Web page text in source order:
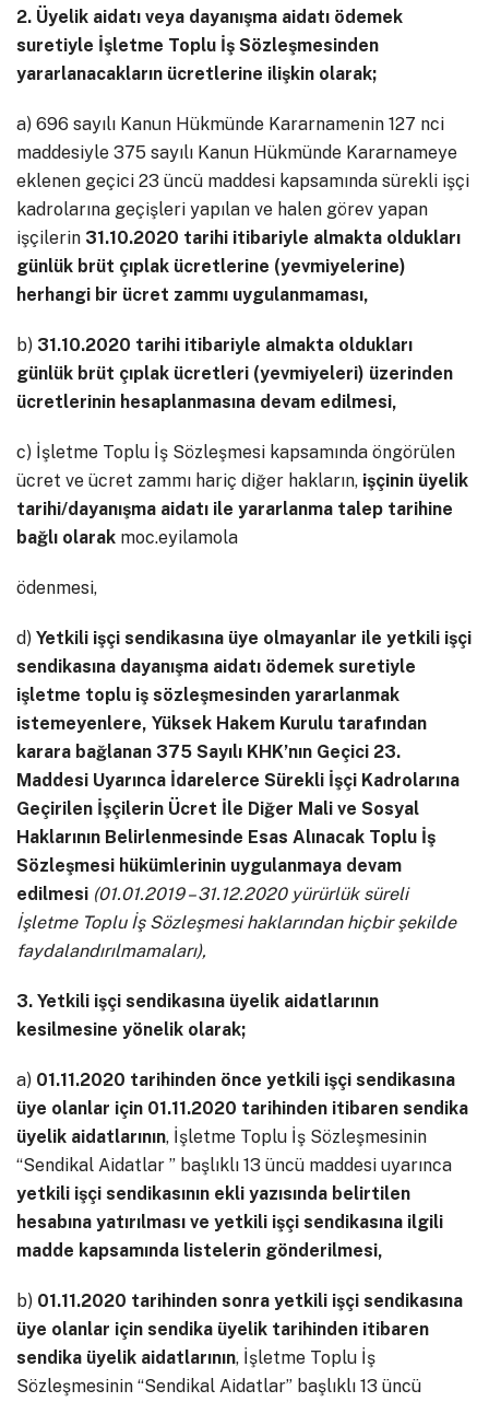
2. Üyelik aidatı veya dayanışma aidatı ödemek
suretiyle İşletme Toplu İş Sözleşmesinden
yararlanacakların ücretlerine ilişkin olarak;
a) 696 sayılı Kanun Hükmünde Kararnamenin 127 nci
maddesiyle 375 sayılı Kanun Hükmünde Kararnameye
eklenen geçici 23 üncü maddesi kapsamında sürekli işçi
kadrolarına geçişleri yapılan ve halen görev yapan
işçilerin 31.10.2020 tarihi itibariyle almakta oldukları
günlük brüt çıplak ücretlerine (yevmiyelerine)
herhangi bir ücret zammı uygulanmaması,
b) 31.10.2020 tarihi itibariyle almakta oldukları
günlük brüt çıplak ücretleri (yevmiyeleri) üzerinden
ücretlerinin hesaplanmasına devam edilmesi,
c) İşletme Toplu İş Sözleşmesi kapsamında öngörülen
ücret ve ücret zammı hariç diğer hakların, işçinin üyelik
tarihi/dayanışma aidatı ile yararlanma talep tarihine
bağlı olarak moc.eyilamola
ödenmesi,
d) Yetkili işçi sendikasına üye olmayanlar ile yetkili işçi
sendikasına dayanışma aidatı ödemek suretiyle
işletme toplu iş sözleşmesinden yararlanmak
istemeyenlere, Yüksek Hakem Kurulu tarafından
karara bağlanan 375 Sayılı KHK’nın Geçici 23.
Maddesi Uyarınca İdarelerce Sürekli İşçi Kadrolarına
Geçirilen İşçilerin Ücret İle Diğer Mali ve Sosyal
Haklarının Belirlenmesinde Esas Alınacak Toplu İş
Sözleşmesi hükümlerinin uygulanmaya devam
edilmesi (01.01.2019 – 31.12.2020 yürürlük süreli
İşletme Toplu İş Sözleşmesi haklarından hiçbir şekilde
faydalandırılmamaları),
3. Yetkili işçi sendikasına üyelik aidatlarının
kesilmesine yönelik olarak;
a) 01.11.2020 tarihinden önce yetkili işçi sendikasına
üye olanlar için 01.11.2020 tarihinden itibaren sendika
üyelik aidatlarının, İşletme Toplu İş Sözleşmesinin
“Sendikal Aidatlar ” başlıklı 13 üncü maddesi uyarınca
yetkili işçi sendikasının ekli yazısında belirtilen
hesabına yatırılması ve yetkili işçi sendikasına ilgili
madde kapsamında listelerin gönderilmesi,
b) 01.11.2020 tarihinden sonra yetkili işçi sendikasına
üye olanlar için sendika üyelik tarihinden itibaren
sendika üyelik aidatlarının, İşletme Toplu İş
Sözleşmesinin “Sendikal Aidatlar” başlıklı 13 üncü